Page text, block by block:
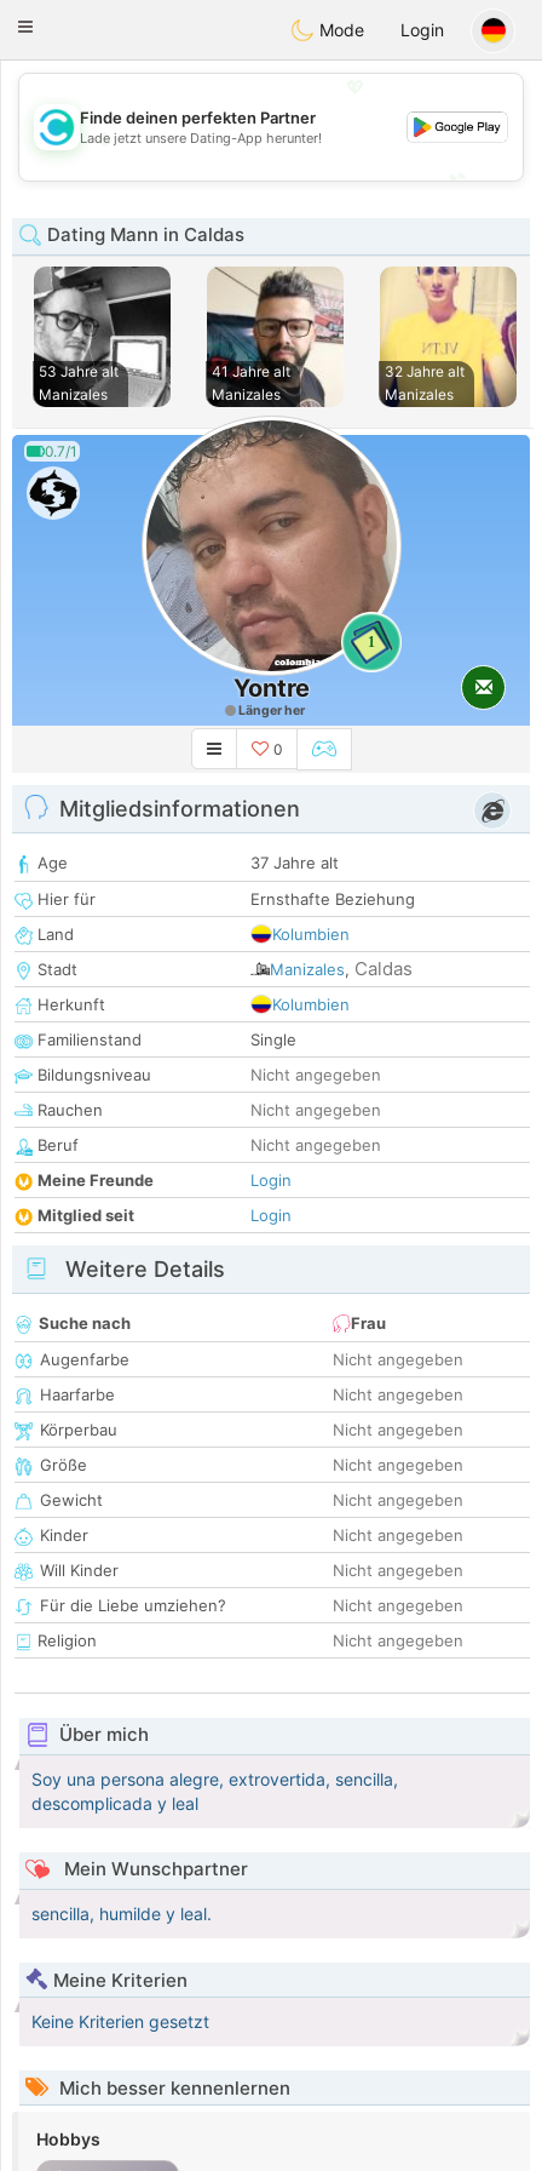
olombiaCitas
Toggle
Mode Login
💖
💕
Finde deinen perfekten Partner
Lade jetzt unsere Dating-App herunter!
Dating Mann in Caldas
53 Jahre alt
Manizales
41 Jahre alt
Manizales
32 Jahre alt
Manizales
0.7/1
1
Yontre
Länger her
0
Mitgliedsinformationen
Age
37 Jahre alt
Hier für
Ernsthafte Beziehung
Land
Kolumbien
Stadt
Manizales, Caldas
Herkunft
Kolumbien
Familienstand
Single
Bildungsniveau
Nicht angegeben
Rauchen
Nicht angegeben
Beruf
Nicht angegeben
Meine Freunde
Login
Mitglied seit
Login
Weitere Details
Suche nach
Frau
Augenfarbe
Nicht angegeben
Haarfarbe
Nicht angegeben
Körperbau
Nicht angegeben
Größe
Nicht angegeben
Gewicht
Nicht angegeben
Kinder
Nicht angegeben
Will Kinder
Nicht angegeben
Für die Liebe umziehen?
Nicht angegeben
Religion
Nicht angegeben
Über mich
Soy una persona alegre, extrovertida, sencilla,
descomplicada y leal
Mein Wunschpartner
sencilla, humilde y leal.
Meine Kriterien
Keine Kriterien gesetzt
Mich besser kennenlernen
Hobbys